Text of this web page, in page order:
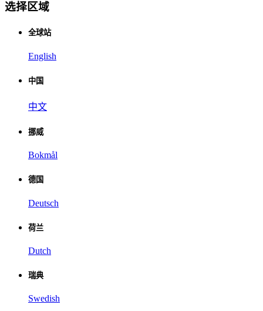
选择区域
全球站
English
中国
中文
挪威
Bokmål
德国
Deutsch
荷兰
Dutch
瑞典
Swedish